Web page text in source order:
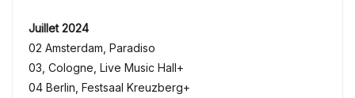
Juillet 2024
02 Amsterdam, Paradiso
03, Cologne, Live Music Hall+
04 Berlin, Festsaal Kreuzberg+